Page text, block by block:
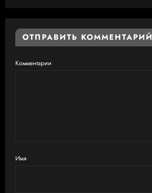
ОТПРАВИТЬ КОММЕНТАРИЙ
Комментарии
Имя